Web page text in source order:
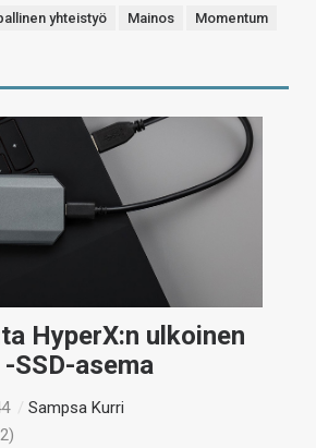
yhteistyö Mainos
Momentum
HyperX:n ulkoinen
SSD-asema
/Sampsa Kurri